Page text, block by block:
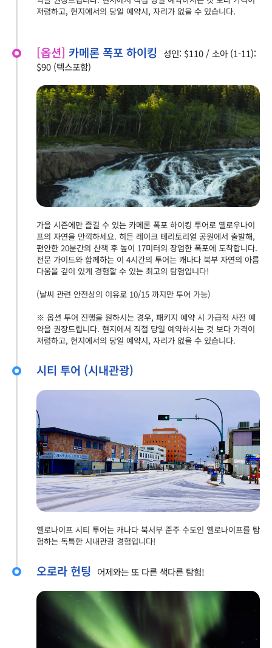
저렴하고, 현지에서의 당일 예약시, 자리가 없을 수 있습니다.
[옵션] 카메론 폭포 하이킹
성인: $110 / 소아 (1-11):
$90 (텍스포함)
가을 시즌에만 즐길 수 있는 카메론 폭포 하이킹 투어로 옐로우나이
프의 자연을 만끽하세요. 히든 레이크 테리토리얼 공원에서 출발해,
편안한 20분간의 산책 후 높이 17미터의 장엄한 폭포에 도착합니다.
전문 가이드와 함께하는 이 4시간의 투어는 캐나다 북부 자연의 아름
다움을 깊이 있게 경험할 수 있는 최고의 탐험입니다!
(날씨 관련 안전상의 이유로 10/15 까지만 투어 가능)
※ 옵션 투어 진행을 원하시는 경우, 패키지 예약 시 가급적 사전 예
약을 권장드립니다. 현지에서 직접 당일 예약하시는 것 보다 가격이
저렴하고, 현지에서의 당일 예약시, 자리가 없을 수 있습니다.
시티 투어 (시내관광)
옐로나이프 시티 투어는 캐나다 북서부 준주 수도인 옐로나이프를 탐
험하는 독특한 시내관광 경험입니다!
오로라 헌팅 어제와는 또 다른 색다른 탐험!